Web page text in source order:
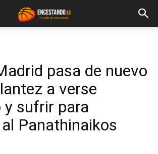
pasa de nuevo
a verse
y sufrir para
Panathinaikos